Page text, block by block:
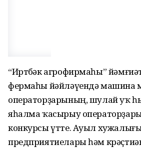
“Иртөбәк агрофирмаһы”
фермаһы йәйләүендә машина
операторҙарының, шулай уҡ
яһалма ҡасырыу
конкурсы үтте. Ауыл
предприятиелары һәм